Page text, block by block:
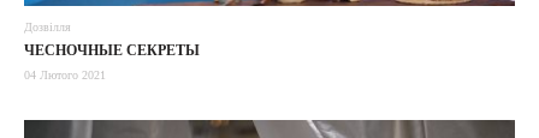
Дозвілля
ЧЕСНОЧНЫЕ СЕКРЕТЫ
04 Лютого 2021